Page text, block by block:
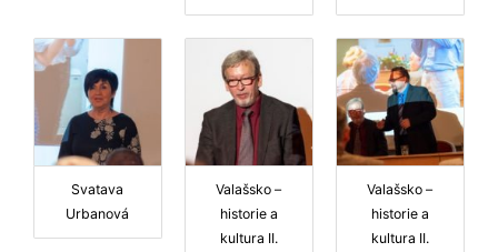
Svatava
Urbanová
Valašsko –
historie a
kultura II.
Valašsko –
historie a
kultura II.